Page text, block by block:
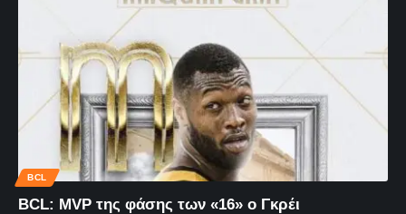
BCL
BCL: MVP της φάσης των «16» ο Γκρέι